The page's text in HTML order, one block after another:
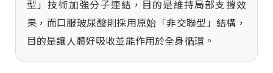
型」技術加強分子連結，目的是維持局部支撐效
果，而口服玻尿酸則採用原始「非交聯型」結構，
目的是讓人體好吸收並能作用於全身循環。